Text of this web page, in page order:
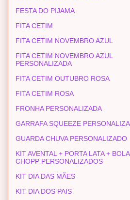
FESTA DO PIJAMA
FITA CETIM
FITA CETIM NOVEMBRO AZUL
FITA CETIM NOVEMBRO AZUL
PERSONALIZADA
FITA CETIM OUTUBRO ROSA
FITA CETIM ROSA
FRONHA PERSONALIZADA
GARRAFA SQUEEZE
GUARDA CHUVA PERSONALIZADO
KIT AVENTAL + PORTA LATA +
CHOPP PERSONALIZADOS
KIT DIA DAS MÃES
KIT DIA DOS PAIS